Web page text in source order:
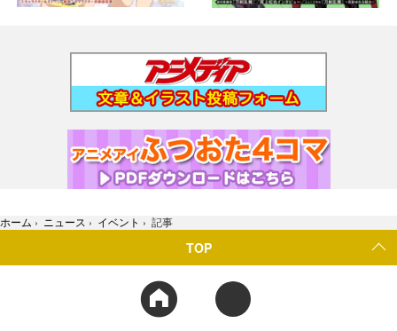
ホーム › ニュース › イベント › 記事
TOP